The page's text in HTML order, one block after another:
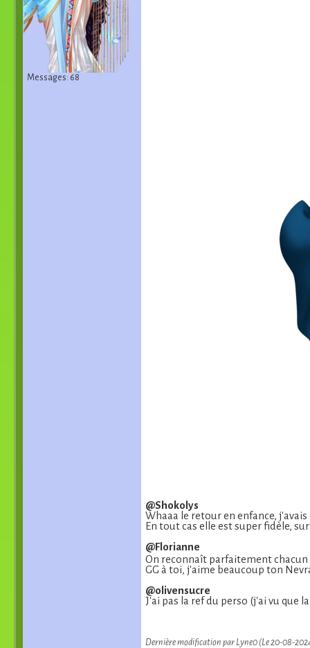
Messages: 68
@Shokolys
Whaaa le retour en enfance,
En tout cas elle est super fidèle,
@Florianne
On reconnaît parfaitement chacun
GG à toi, j'aime beaucoup ton
@olivensucre
J'ai pas la ref du perso (j'ai vu que
Dernière modification par Lyne0 (Le 20-08-